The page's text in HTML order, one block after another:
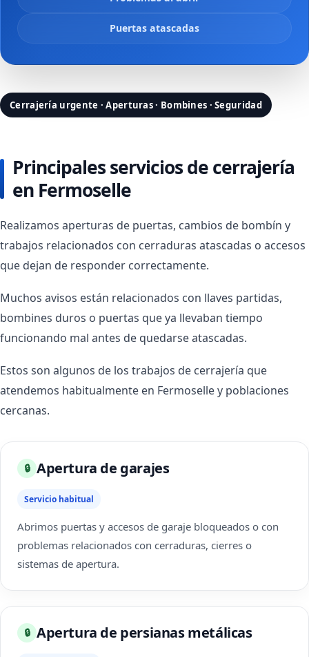
Puertas atascadas
Cerrajería urgente · Aperturas · Bombines · Seguridad
Principales servicios de cerrajería
en Fermoselle
Realizamos aperturas de puertas, cambios de bombín y
trabajos relacionados con cerraduras atascadas o accesos
que dejan de responder correctamente.
Muchos avisos están relacionados con llaves partidas,
bombines duros o puertas que ya llevaban tiempo
funcionando mal antes de quedarse atascadas.
Estos son algunos de los trabajos de cerrajería que
atendemos habitualmente en Fermoselle y poblaciones
cercanas.
🔒 Apertura de garajes
Servicio habitual
Abrimos puertas y accesos de garaje bloqueados o con
problemas relacionados con cerraduras, cierres o
sistemas de apertura.
🔒 Apertura de persianas metálicas